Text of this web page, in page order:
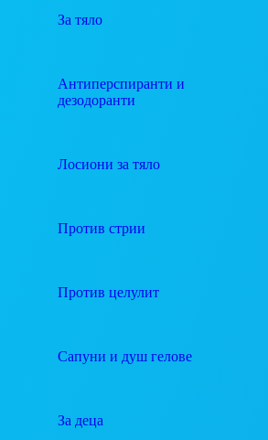
За тяло
Антиперспиранти и
дезодоранти
Лосиони за тяло
Против стрии
Против целулит
Сапуни и душ гелове
За деца